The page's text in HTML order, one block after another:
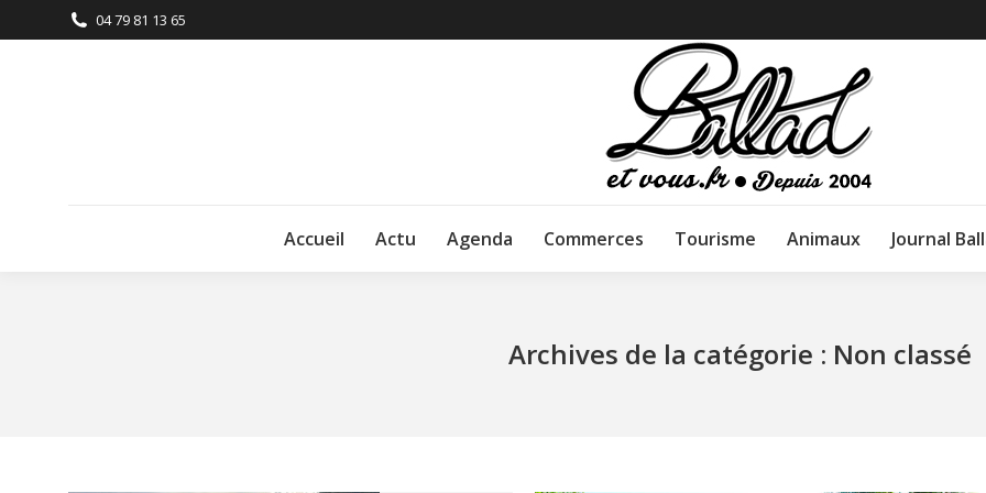
04 79 81 13 65
Accueil Actu Agenda Commerces Tourisme Animaux Journal
Archives de la catégorie : Non classé